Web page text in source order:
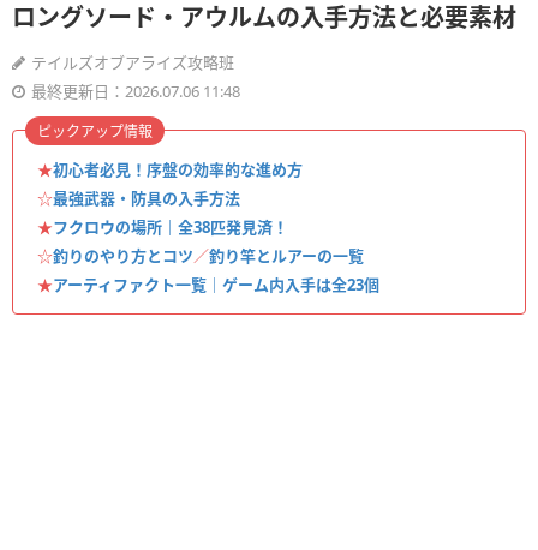
ロングソード・アウルムの入手方法と必要素材
テイルズオブアライズ攻略班
最終更新日：2026.07.06 11:48
★初心者必見！序盤の効率的な進め方
☆最強武器・防具の入手方法
★フクロウの場所｜全38匹発見済！
☆釣りのやり方とコツ／釣り竿とルアーの一覧
★アーティファクト一覧｜ゲーム内入手は全23個
ピックアップ情報